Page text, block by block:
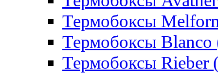
Термобоксы
Термобоксы Blanco
Термобоксы Rieber